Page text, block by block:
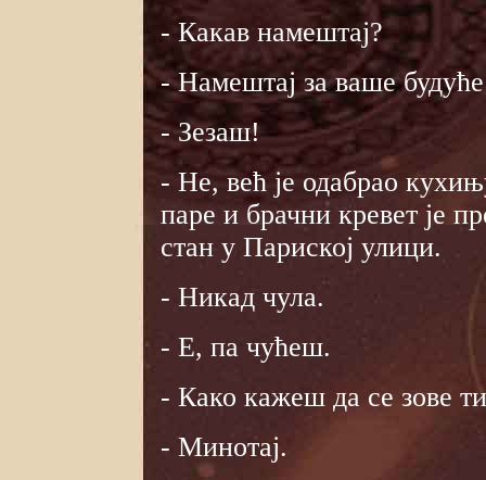
- Какав намештај?
- Намештај за ваше
- Зезаш!
- Не, већ је одабрао
паре и брачни кревет је
стан у Париској улици.
- Никад чула.
- Е, па чућеш.
- Како кажеш да се зове
- Минотај.